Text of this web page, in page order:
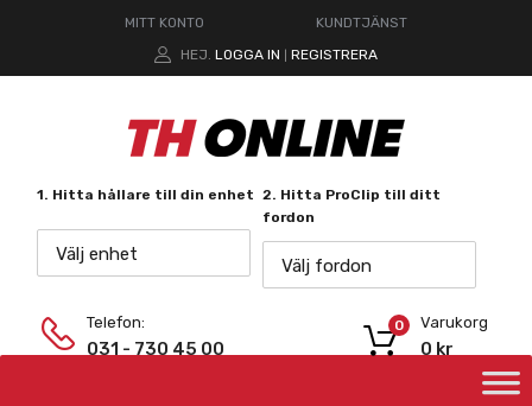
MITT KONTO
KUNDTJÄNST
HEJ. LOGGA IN REGISTRERA
1. Hitta hållare till din enhet
Välj enhet
2. Hitta ProClip till ditt
fordon
Välj fordon
Telefon:
031 - 730 45 00
Varukorg
0 kr
0